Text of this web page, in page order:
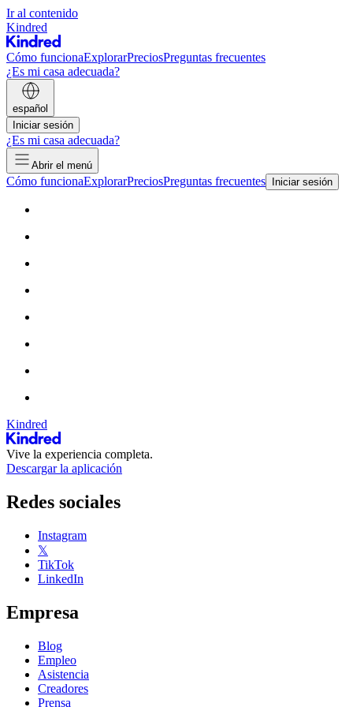
Ir al contenido
Kindred
Cómo funcionaExplorarPreciosPreguntas frecuentes
¿Es mi casa adecuada?
español
Iniciar sesión
¿Es mi casa adecuada?
Abrir el menú
Cómo funcionaExplorarPreciosPreguntas frecuentes Iniciar sesión
Kindred
Vive la experiencia completa.
Descargar la aplicación
Redes sociales
Instagram
𝕏
TikTok
LinkedIn
Empresa
Blog
Empleo
Asistencia
Creadores
Prensa